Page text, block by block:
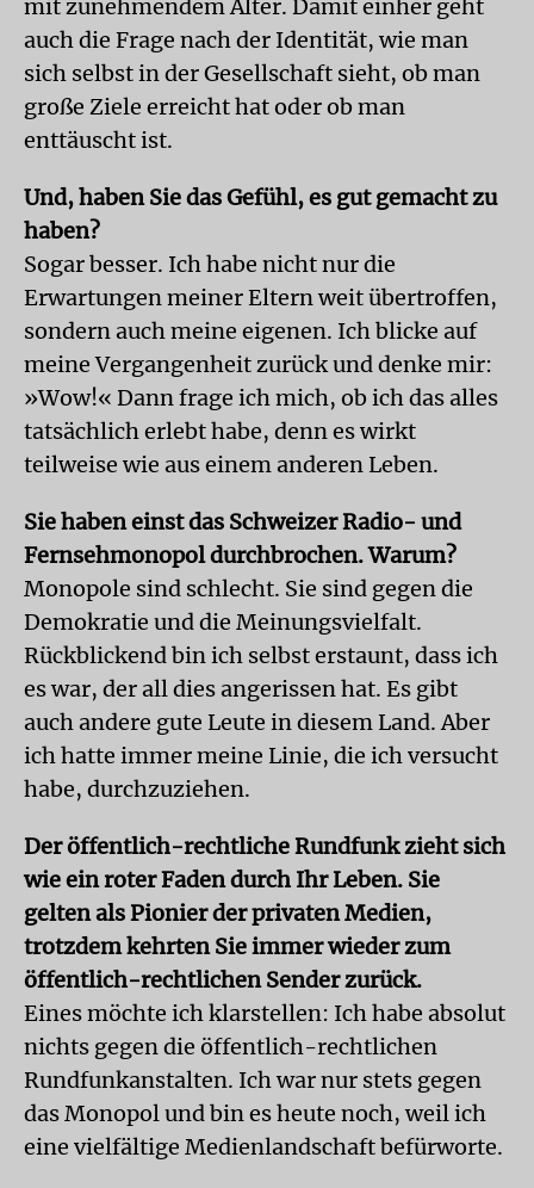
mit zunehmendem Alter. Damit einher geht
auch die Frage nach der Identität, wie man
sich selbst in der Gesellschaft sieht, ob man
große Ziele erreicht hat oder ob man
enttäuscht ist.
Und, haben Sie das Gefühl, es gut gemacht zu
haben?
Sogar besser. Ich habe nicht nur die
Erwartungen meiner Eltern weit übertroffen,
sondern auch meine eigenen. Ich blicke auf
meine Vergangenheit zurück und denke mir:
»Wow!« Dann frage ich mich, ob ich das alles
tatsächlich erlebt habe, denn es wirkt
teilweise wie aus einem anderen Leben.
Sie haben einst das Schweizer Radio- und
Fernsehmonopol durchbrochen. Warum?
Monopole sind schlecht. Sie sind gegen die
Demokratie und die Meinungsvielfalt.
Rückblickend bin ich selbst erstaunt, dass ich
es war, der all dies angerissen hat. Es gibt
auch andere gute Leute in diesem Land. Aber
ich hatte immer meine Linie, die ich versucht
habe, durchzuziehen.
Der öffentlich-rechtliche Rundfunk zieht sich
wie ein roter Faden durch Ihr Leben. Sie
gelten als Pionier der privaten Medien,
trotzdem kehrten Sie immer wieder zum
öffentlich-rechtlichen Sender zurück.
Eines möchte ich klarstellen: Ich habe absolut
nichts gegen die öffentlich-rechtlichen
Rundfunkanstalten. Ich war nur stets gegen
das Monopol und bin es heute noch, weil ich
eine vielfältige Medienlandschaft befürworte.